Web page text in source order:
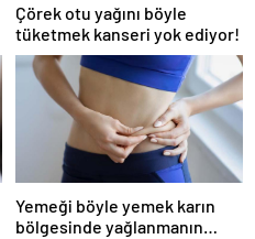
Çörek otu yağını böyle
tüketmek kanseri yok ediyor!
Yemeği böyle yemek karın
bölgesinde yağlanmanın